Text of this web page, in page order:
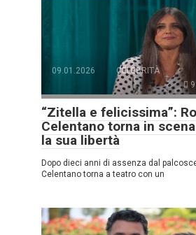
09.01.2026
CELEBRITÀ
“Zitella e felicissima”:
Celentano torna in
la sua libertà
Dopo dieci anni di assenza dal
Celentano torna a teatro con un